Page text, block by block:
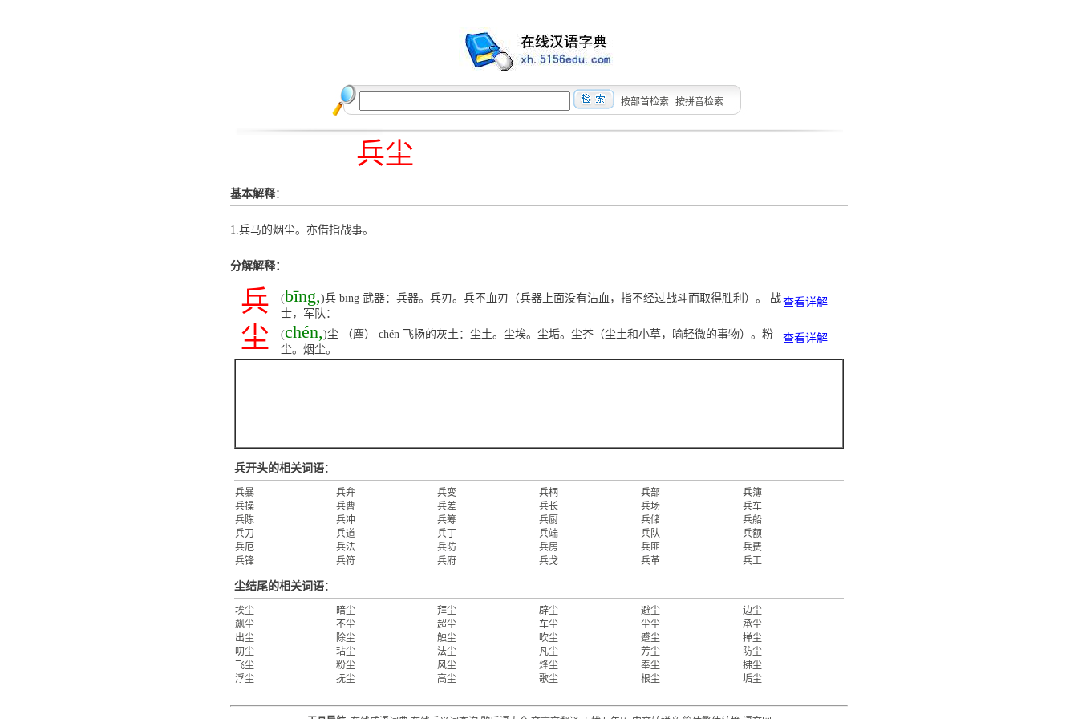
按部首检索 按拼音检索
兵尘
基本解释：
1.兵马的烟尘。亦借指战事。
分解解释：
兵 (bīng,)兵 bīng 武器：兵器。兵刃。兵不血刃（兵器上面没有沾血，指不经过战斗而取得胜利）。 战
士，军队：
查看详解
尘 (chén,)尘 （塵） chén 飞扬的灰土：尘土。尘埃。尘垢。尘芥（尘土和小草，喻轻微的事物）。粉
尘。烟尘。
查看详解
兵开头的相关词语：
兵暴 兵弁 兵变 兵柄 兵部
兵簿
兵操
兵曹 兵差 兵长 兵场
兵车
兵陈
兵冲 兵筹 兵厨 兵储
兵船
兵刀
兵道 兵丁 兵端 兵队
兵额
兵厄
兵法 兵防 兵房 兵匪
兵费
兵锋
兵符 兵府 兵戈 兵革 兵工
尘结尾的相关词语：
埃尘 暗尘 拜尘 辟尘 避尘
边尘
飙尘
不尘 超尘 车尘 尘尘
承尘
出尘
除尘 触尘 吹尘 蹙尘
掸尘
叨尘
玷尘 法尘 凡尘 芳尘
防尘
飞尘
粉尘 风尘 烽尘 奉尘
拂尘
浮尘
抚尘 高尘 歌尘 根尘 垢尘